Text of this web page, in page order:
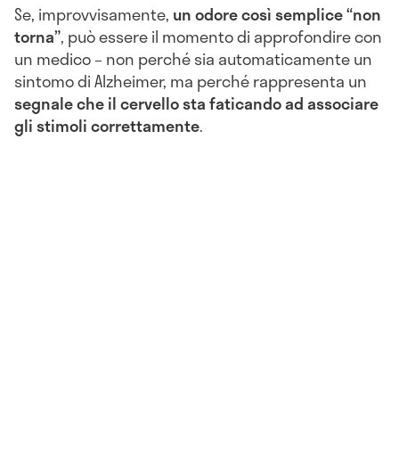
Se, improvvisamente, un odore così semplice “non
torna”, può essere il momento di approfondire con
un medico – non perché sia automaticamente un
sintomo di Alzheimer, ma perché rappresenta un
segnale che il cervello sta faticando ad associare
gli stimoli correttamente.